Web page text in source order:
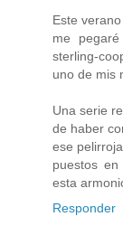
Este
me
sterling-
uno de mis
Una serie
de haber
ese
puestos
esta
Responder